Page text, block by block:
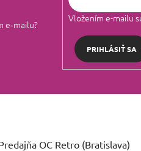
e‑mailu?
Vložením e-mailu
PRIHLÁSIŤ SA
OC Retro (Bratislava)